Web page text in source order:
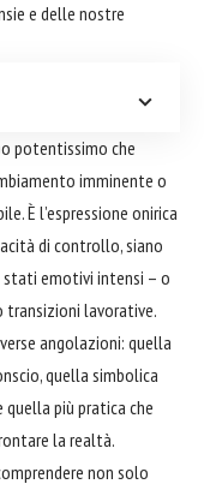
e delle nostre
potentissimo che
imminente o
È l’espressione onirica
di controllo, siano
stati emotivi intensi – o
transizioni lavorative.
angolazioni: quella
quella simbolica
quella più pratica che
la realtà.
non solo